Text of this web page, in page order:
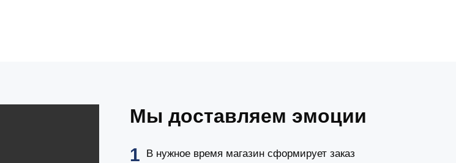
Мы доставляем эмоции
В нужное время магазин сформирует заказ